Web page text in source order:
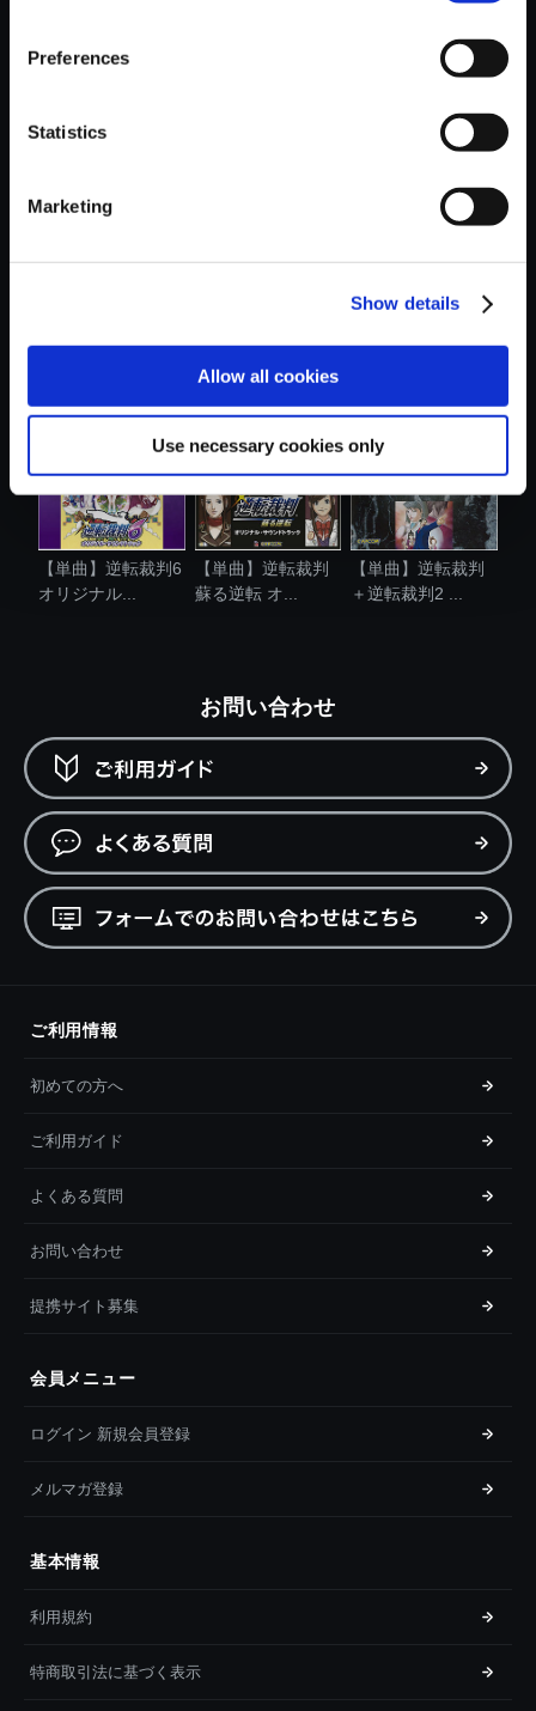
Preferences
Statistics
Marketing
Show details
Allow all cookies
Use necessary cookies only
おすすめ商品
【単曲】逆転裁判6
オリジナル...
【単曲】逆転裁判
蘇る逆転 オ...
【単曲】逆転裁判
＋逆転裁判2 ...
お問い合わせ
ご利用情報
初めての方へ
ご利用ガイド
よくある質問
お問い合わせ
提携サイト募集
会員メニュー
ログイン 新規会員登録
メルマガ登録
基本情報
利用規約
特商取引法に基づく表示